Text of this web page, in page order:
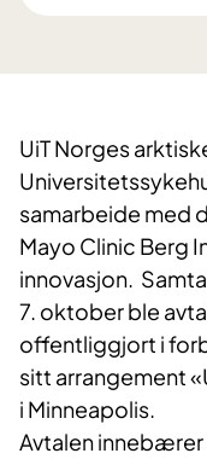
UiT Norges
samarbeide med
Mayo Clinic Berg
innovasjon.
7. oktober ble
offentliggjort i
sitt arrangement
i Minneapolis.
Avtalen innebærer